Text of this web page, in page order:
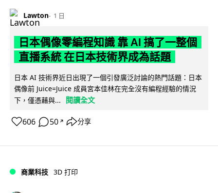
Lawton 1 日
日本偶像零編程知識 靠 AI 搞了一整個
直播系統 在日本技術界成為話題
日本 AI 技術界近日出現了一個引發廣泛討論的熱門話題：日本
偶像前 Juice=Juice 成員宮本佳林在完全沒有編程經驗的情況
下，僅憑藉與...
閱讀全文
606 50 ↗ 分享
商業科技 3D 打印